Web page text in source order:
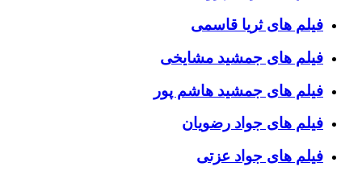
فیلم های ثریا قاسمی
فیلم های جمشید مشایخی
فیلم های جمشید هاشم پور
فیلم های جواد رضویان
فیلم های جواد عزتی